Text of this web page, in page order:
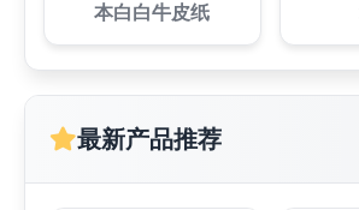
本白白牛皮纸
最新产品推荐